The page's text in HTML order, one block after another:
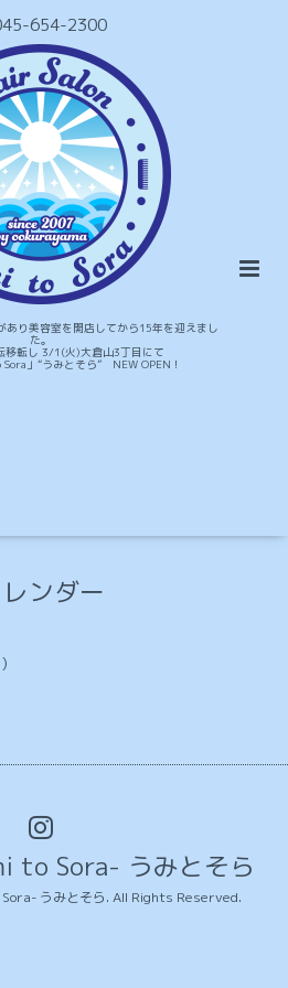
654-2300
り美容室を開店してから15年を迎えまし
た。
移転し 3/1(火)大倉山3丁目にて
」“うみとそら” NEW OPEN！
ンダー
to Sora- うみとそら
うみとそら. All Rights Reserved.